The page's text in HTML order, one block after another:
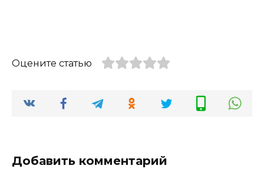
Оцените статью
Добавить комментарий